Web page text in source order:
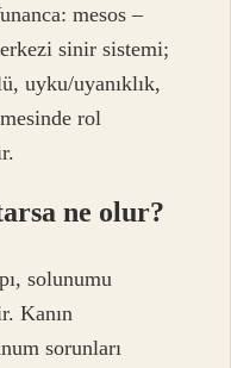
mesos –
sinir sistemi;
uyku/uyanıklık,
rol
ne olur?
solunumu
Kanın
sorunları